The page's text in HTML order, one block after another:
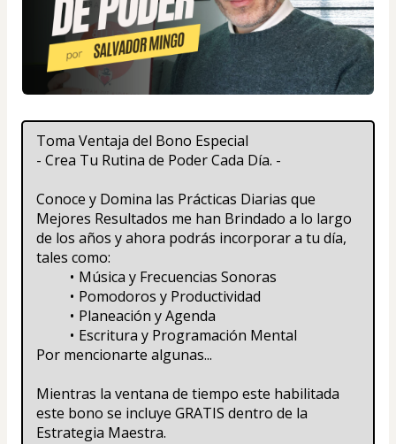
Toma Ventaja del Bono Especial
- Crea Tu Rutina de Poder Cada Día. -
Conoce y Domina las Prácticas Diarias que
Mejores Resultados me han Brindado a lo largo
de los años y ahora podrás incorporar a tu día,
tales como:
Música y Frecuencias Sonoras
Pomodoros y Productividad
Planeación y Agenda
Escritura y Programación Mental
Por mencionarte algunas...
Mientras la ventana de tiempo este habilitada
este bono se incluye GRATIS dentro de la
Estrategia Maestra.